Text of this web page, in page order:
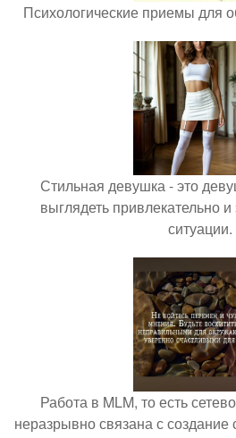
Психологические приемы для
Стильная девушка - это
выглядеть привлекательно
ситуации.
Работа в MLM, то есть
неразрывно связана с создание